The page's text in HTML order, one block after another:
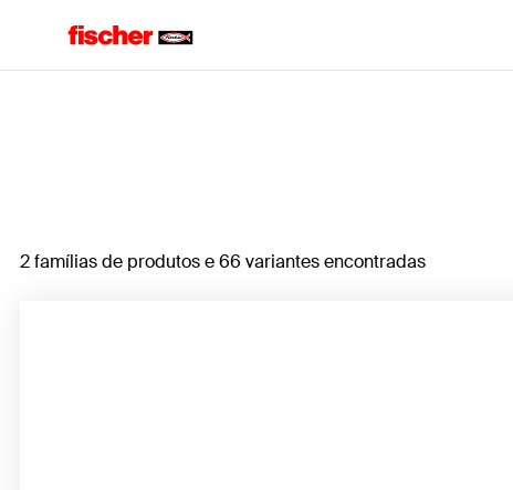
2 famílias de produtos e 66 variantes encontradas